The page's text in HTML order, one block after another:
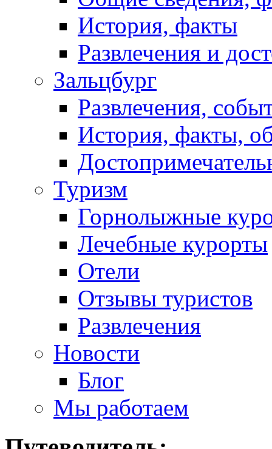
История, факты
Развлечения и
Зальцбург
Развлечения,
История, факты,
Туризм
Горнолыжные
Лечебные курорты
Отели
Отзывы туристов
Развлечения
Новости
Блог
Мы работаем